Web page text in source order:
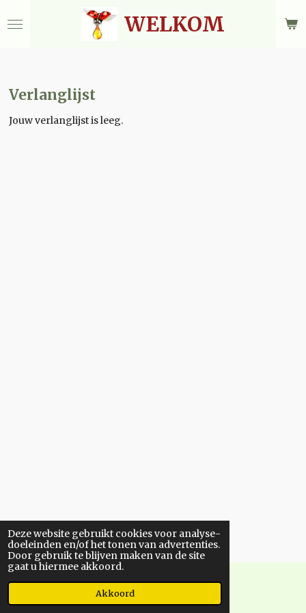
Deze website gebruikt cookies voor analyse-
doeleinden en/of het tonen van advertenties.
Door gebruik te blijven maken van de site
gaat u hiermee akkoord.
Akkoord
direct
WELKOM
Verlanglijst
Jouw verlanglijst is leeg.
© 2020 - 2026 cannabiomega.nl